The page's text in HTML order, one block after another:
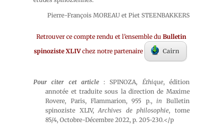
Pierre-François MOREAU et Piet STEENBAKKERS
Retrouver ce compte rendu et l’ensemble duBulletin
spinoziste XLIVchez notre partenaire Cairn
Pour citer cet article: SPINOZA, Éthique, édition
annotée et traduite sous la direction de Maxime
Rovere, Paris, Flammarion, 955 p.,in Bulletin
spinoziste XLIV,Archives de philosophie, tome
85/4, Octobre-Décembre 2022, p. 205-230.</p